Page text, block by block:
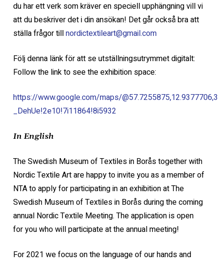
du har ett verk som kräver en speciell upphängning vill vi
att du beskriver det i din ansökan! Det går också bra att
ställa frågor tillnordictextileart@gmail.com
Följ denna länk för att se utställningsutrymmet digitalt:
Follow the link to see the exhibition space:
https://www.google.com/maps/
_DehUe!2e10!7i11864!8i5932
In English
The Swedish Museum of Textiles in Borås together with
Nordic Textile Art are happy to invite you as a member of
NTA to apply for participating in an exhibition at The
Swedish Museum of Textiles in Borås during the coming
annual Nordic Textile Meeting. The application is open
for you who will participate at the annual meeting!
For 2021 we focus on the language of our hands and